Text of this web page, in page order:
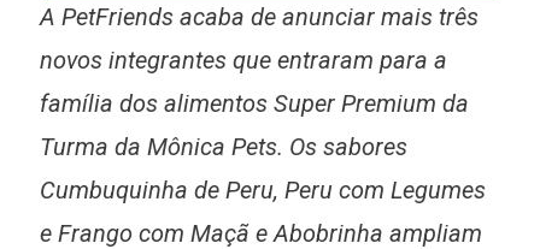
A PetFriends acaba de anunciar mais três
novos integrantes que entraram para a
família dos alimentos Super Premium da
Turma da Mônica Pets. Os sabores
Cumbuquinha de Peru, Peru com Legumes
e Frango com Maçã e Abobrinha ampliam